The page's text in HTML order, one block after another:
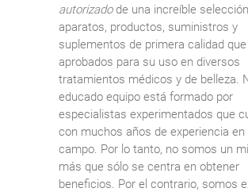
autorizadode una increíble
aparatos, productos, suministros y
suplementos de primera calidad
aprobados para su uso en diversos
tratamientos médicos y de belleza.
educado equipo está formado por
especialistas experimentados que
con muchos años de experiencia en
campo. Por lo tanto, no somos un
más que sólo se centra en obtener
beneficios. Por el contrario, somos